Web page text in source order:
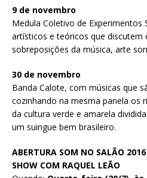
9 de novembro
Medula Coletivo de
artísticos e teóricos que discutem
sobreposições da música, arte
30 de novembro
Banda Calote, com músicas que
cozinhando na mesma panela os
da cultura verde e amarela
um suingue bem brasileiro.
ABERTURA SOM NO SALÃO 2016
SHOW COM RAQUEL LEÃO